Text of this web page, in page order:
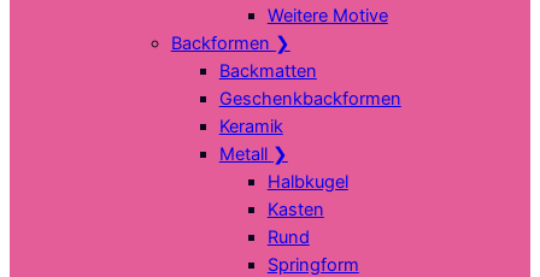
Weitere Motive
Backformen ❯
Backmatten
Geschenkbackformen
Keramik
Metall ❯
Halbkugel
Kasten
Rund
Springform